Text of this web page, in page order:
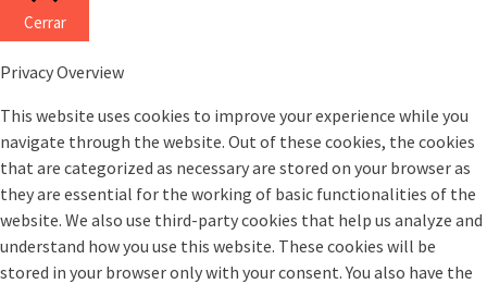
Cerrar
Privacy Overview
This website uses cookies to improve your experience while you
navigate through the website. Out of these cookies, the cookies
that are categorized as necessary are stored on your browser as
they are essential for the working of basic functionalities of the
website. We also use third-party cookies that help us analyze and
understand how you use this website. These cookies will be
stored in your browser only with your consent. You also have the